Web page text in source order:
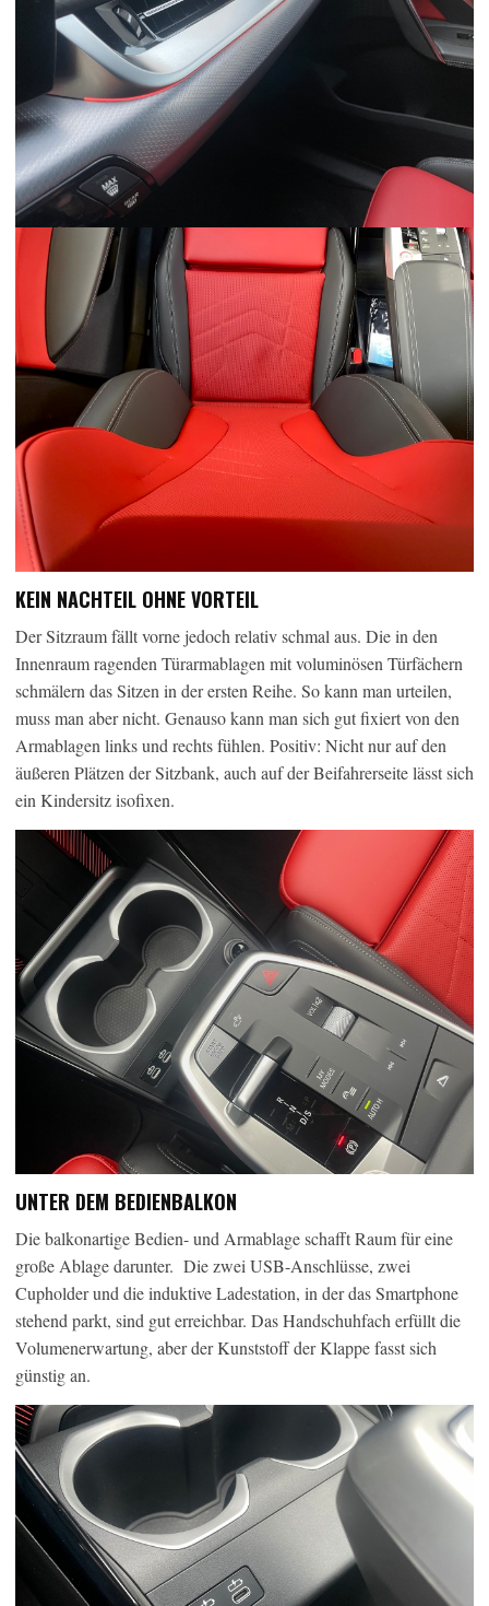
KEIN NACHTEIL OHNE VORTEIL
Der Sitzraum fällt vorne jedoch relativ schmal aus. Die in den
Innenraum ragenden Türarmablagen mit voluminösen Türfächern
schmälern das Sitzen in der ersten Reihe. So kann man urteilen,
muss man aber nicht. Genauso kann man sich gut fixiert von den
Armablagen links und rechts fühlen. Positiv: Nicht nur auf den
äußeren Plätzen der Sitzbank, auch auf der Beifahrerseite lässt sich
ein Kindersitz isofixen.
UNTER DEM BEDIENBALKON
Die balkonartige Bedien- und Armablage schafft Raum für eine
große Ablage darunter. Die zwei USB-Anschlüsse, zwei
Cupholder und die induktive Ladestation, in der das Smartphone
stehend parkt, sind gut erreichbar. Das Handschuhfach erfüllt die
Volumenerwartung, aber der Kunststoff der Klappe fasst sich
günstig an.